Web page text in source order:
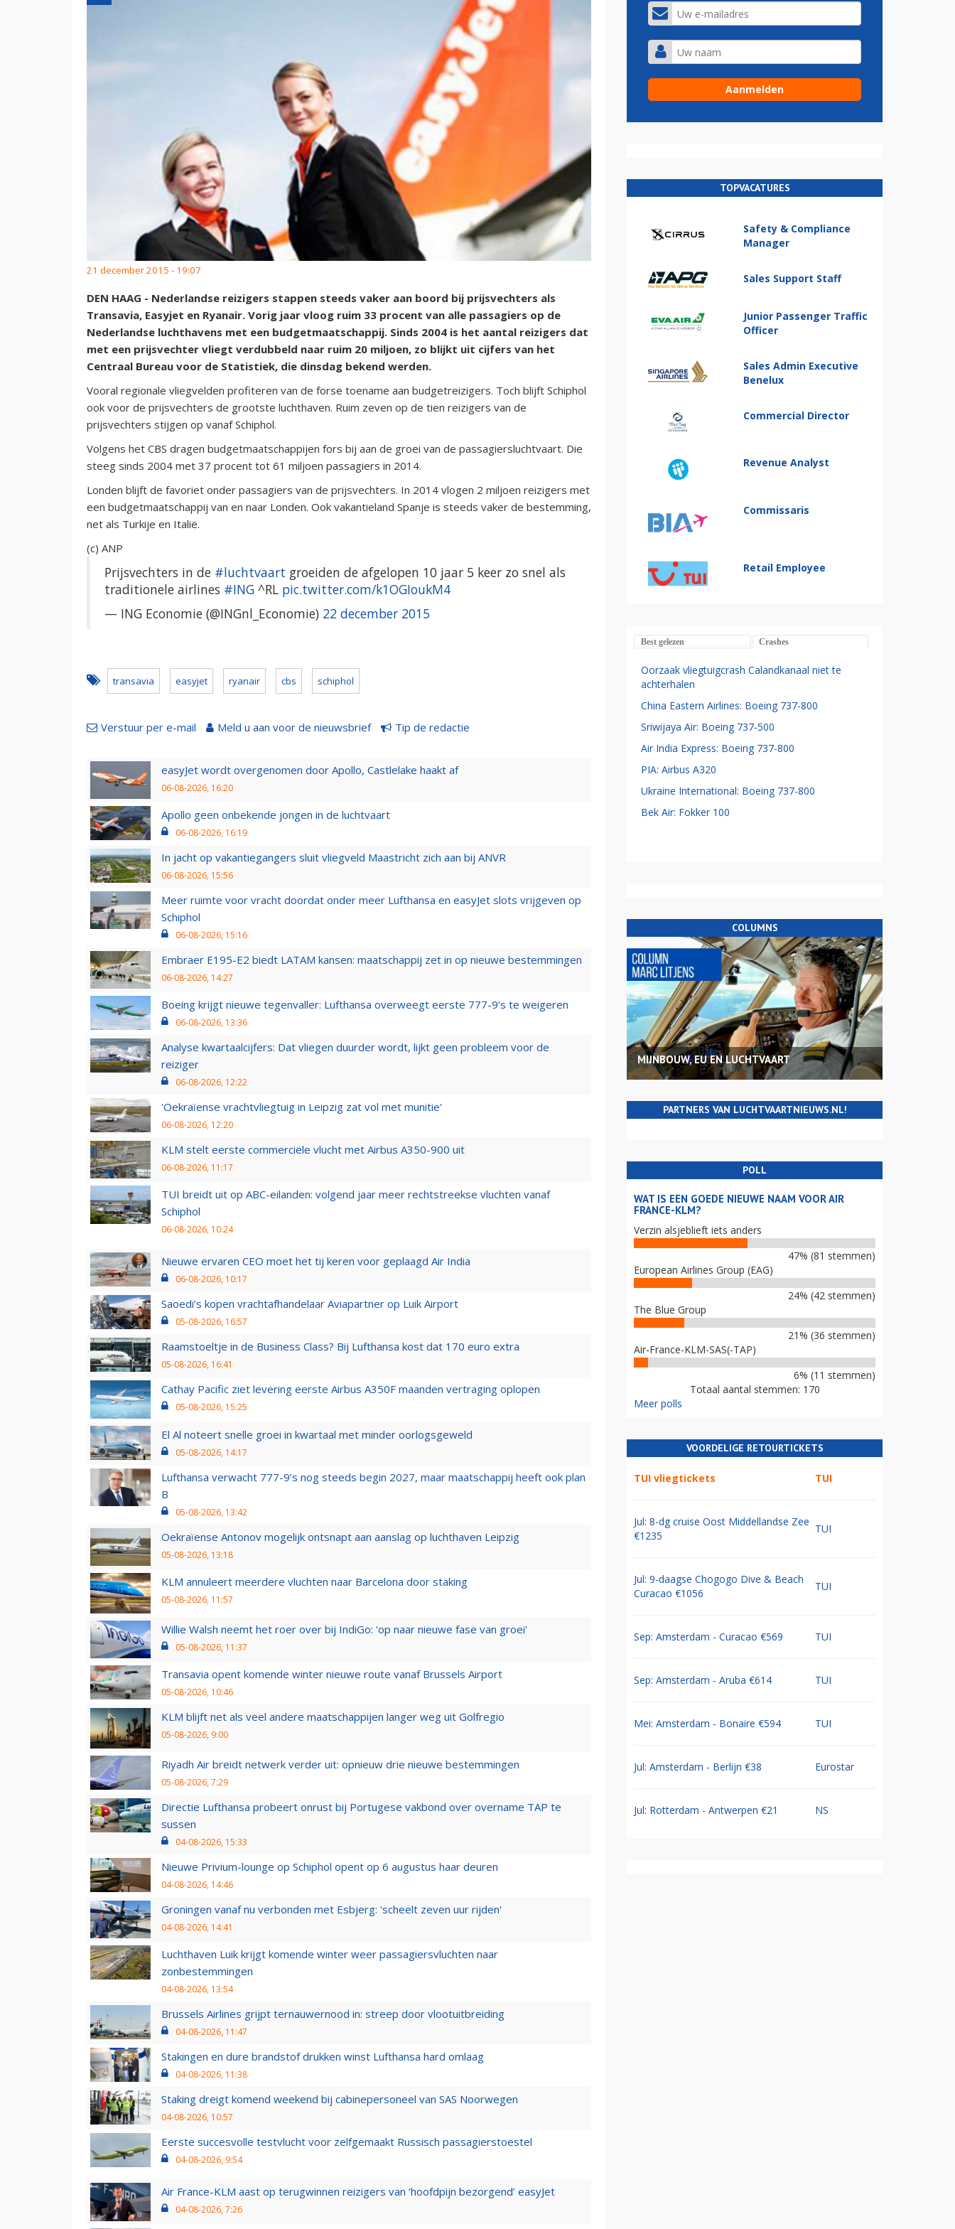
21 december 2015 - 19:07
DEN HAAG - Nederlandse reizigers stappen steeds vaker aan boord bij prijsvechters als
Transavia, Easyjet en Ryanair. Vorig jaar vloog ruim 33 procent van alle passagiers op de
Nederlandse luchthavens met een budgetmaatschappij. Sinds 2004 is het aantal reizigers dat
met een prijsvechter vliegt verdubbeld naar ruim 20 miljoen, zo blijkt uit cijfers van het
Centraal Bureau voor de Statistiek, die dinsdag bekend werden.
Vooral regionale vliegvelden profiteren van de forse toename aan budgetreizigers. Toch blijft Schiphol
ook voor de prijsvechters de grootste luchthaven. Ruim zeven op de tien reizigers van de
prijsvechters stijgen op vanaf Schiphol.
Volgens het CBS dragen budgetmaatschappijen fors bij aan de groei van de passagiersluchtvaart. Die
steeg sinds 2004 met 37 procent tot 61 miljoen passagiers in 2014.
Londen blijft de favoriet onder passagiers van de prijsvechters. In 2014 vlogen 2 miljoen reizigers met
een budgetmaatschappij van en naar Londen. Ook vakantieland Spanje is steeds vaker de bestemming,
net als Turkije en Italië.
(c) ANP
Prijsvechters in de #luchtvaart groeiden de afgelopen 10 jaar 5 keer zo snel als
traditionele airlines #ING ^RL pic.twitter.com/k1OGIoukM4
— ING Economie (@INGnl_Economie) 22 december 2015
transavia easyjet ryanair cbs schiphol
Verstuur per e-mail Meld u aan voor de nieuwsbrief Tip de redactie
easyJet wordt overgenomen door Apollo, Castlelake haakt af
06-08-2026, 16:20
Apollo geen onbekende jongen in de luchtvaart
06-08-2026, 16:19
In jacht op vakantiegangers sluit vliegveld Maastricht zich aan bij ANVR
06-08-2026, 15:56
Meer ruimte voor vracht doordat onder meer Lufthansa en easyJet slots vrijgeven op
Schiphol
06-08-2026, 15:16
Embraer E195-E2 biedt LATAM kansen: maatschappij zet in op nieuwe bestemmingen
06-08-2026, 14:27
Boeing krijgt nieuwe tegenvaller: Lufthansa overweegt eerste 777-9’s te weigeren
06-08-2026, 13:36
Analyse kwartaalcijfers: Dat vliegen duurder wordt, lijkt geen probleem voor de
reiziger
06-08-2026, 12:22
'Oekraïense vrachtvliegtuig in Leipzig zat vol met munitie'
06-08-2026, 12:20
KLM stelt eerste commerciële vlucht met Airbus A350-900 uit
06-08-2026, 11:17
TUI breidt uit op ABC-eilanden: volgend jaar meer rechtstreekse vluchten vanaf
Schiphol
06-08-2026, 10:24
Nieuwe ervaren CEO moet het tij keren voor geplaagd Air India
06-08-2026, 10:17
Saoedi’s kopen vrachtafhandelaar Aviapartner op Luik Airport
05-08-2026, 16:57
Raamstoeltje in de Business Class? Bij Lufthansa kost dat 170 euro extra
05-08-2026, 16:41
Cathay Pacific ziet levering eerste Airbus A350F maanden vertraging oplopen
05-08-2026, 15:25
El Al noteert snelle groei in kwartaal met minder oorlogsgeweld
05-08-2026, 14:17
Lufthansa verwacht 777-9’s nog steeds begin 2027, maar maatschappij heeft ook plan
B
05-08-2026, 13:42
Oekraïense Antonov mogelijk ontsnapt aan aanslag op luchthaven Leipzig
05-08-2026, 13:18
KLM annuleert meerdere vluchten naar Barcelona door staking
05-08-2026, 11:57
Willie Walsh neemt het roer over bij IndiGo: 'op naar nieuwe fase van groei'
05-08-2026, 11:37
Transavia opent komende winter nieuwe route vanaf Brussels Airport
05-08-2026, 10:46
KLM blijft net als veel andere maatschappijen langer weg uit Golfregio
05-08-2026, 9:00
Riyadh Air breidt netwerk verder uit: opnieuw drie nieuwe bestemmingen
05-08-2026, 7:29
Directie Lufthansa probeert onrust bij Portugese vakbond over overname TAP te
sussen
04-08-2026, 15:33
Nieuwe Privium-lounge op Schiphol opent op 6 augustus haar deuren
04-08-2026, 14:46
Groningen vanaf nu verbonden met Esbjerg: 'scheelt zeven uur rijden'
04-08-2026, 14:41
Luchthaven Luik krijgt komende winter weer passagiersvluchten naar
zonbestemmingen
04-08-2026, 13:54
Brussels Airlines grijpt ternauwernood in: streep door vlootuitbreiding
04-08-2026, 11:47
Stakingen en dure brandstof drukken winst Lufthansa hard omlaag
04-08-2026, 11:38
Staking dreigt komend weekend bij cabinepersoneel van SAS Noorwegen
04-08-2026, 10:57
Eerste succesvolle testvlucht voor zelfgemaakt Russisch passagierstoestel
04-08-2026, 9:54
Air France-KLM aast op terugwinnen reizigers van ‘hoofdpijn bezorgend’ easyJet
04-08-2026, 7:26
TOPVACATURES
Safety & Compliance
Manager
Sales Support Staff
Junior Passenger Traffic
Officer
Sales Admin Executive
Benelux
Commercial Director
Revenue Analyst
Commissaris
Retail Employee
Best gelezen Crashes
Oorzaak vliegtuigcrash Calandkanaal niet te
achterhalen
China Eastern Airlines: Boeing 737-800
Sriwijaya Air: Boeing 737-500
Air India Express: Boeing 737-800
PIA: Airbus A320
Ukraine International: Boeing 737-800
Bek Air: Fokker 100
COLUMNS
MIJNBOUW, EU EN LUCHTVAART
PARTNERS VAN LUCHTVAARTNIEUWS.NL!
POLL
WAT IS EEN GOEDE NIEUWE NAAM VOOR AIR
FRANCE-KLM?
Verzin alsjeblieft iets anders
47% (81 stemmen)
European Airlines Group (EAG)
24% (42 stemmen)
The Blue Group
21% (36 stemmen)
Air-France-KLM-SAS(-TAP)
6% (11 stemmen)
Totaal aantal stemmen: 170
Meer polls
VOORDELIGE RETOURTICKETS
TUI vliegtickets TUI
Jul: 8-dg cruise Oost Middellandse Zee
€1235
TUI
Jul: 9-daagse Chogogo Dive & Beach
Curacao €1056
TUI
Sep: Amsterdam - Curacao €569 TUI
Sep: Amsterdam - Aruba €614 TUI
Mei: Amsterdam - Bonaire €594 TUI
Jul: Amsterdam - Berlijn €38 Eurostar
Jul: Rotterdam - Antwerpen €21 NS